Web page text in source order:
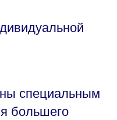
специальным
большего